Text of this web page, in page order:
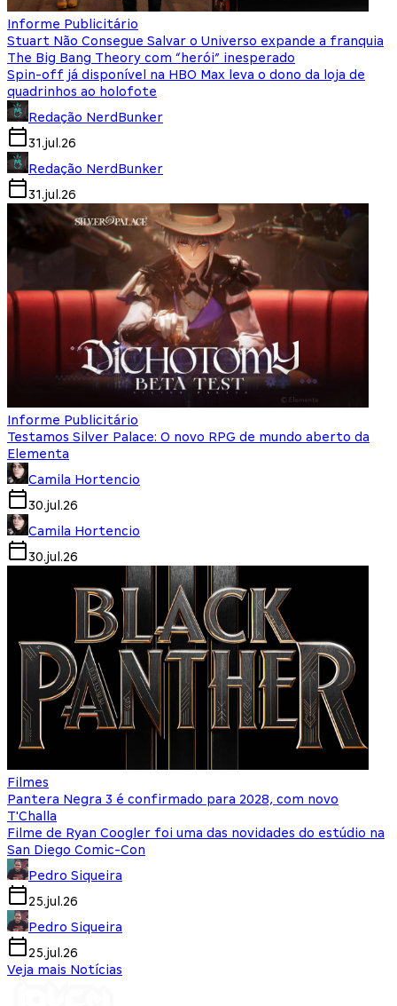
Informe Publicitário
Stuart Não Consegue Salvar o Universo expande a franquia
The Big Bang Theory com “herói” inesperado
Spin-off já disponível na HBO Max leva o dono da loja de
quadrinhos ao holofote
Redação NerdBunker
31.jul.26
Redação NerdBunker
31.jul.26
Informe Publicitário
Testamos Silver Palace: O novo RPG de mundo aberto da
Elementa
Camila Hortencio
30.jul.26
Camila Hortencio
30.jul.26
Filmes
Pantera Negra 3 é confirmado para 2028, com novo
T'Challa
Filme de Ryan Coogler foi uma das novidades do estúdio na
San Diego Comic-Con
Pedro Siqueira
25.jul.26
Pedro Siqueira
25.jul.26
Veja mais Notícias